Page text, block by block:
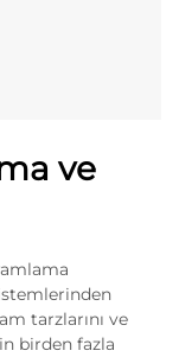
ve
tarzlarını ve
birden fazla